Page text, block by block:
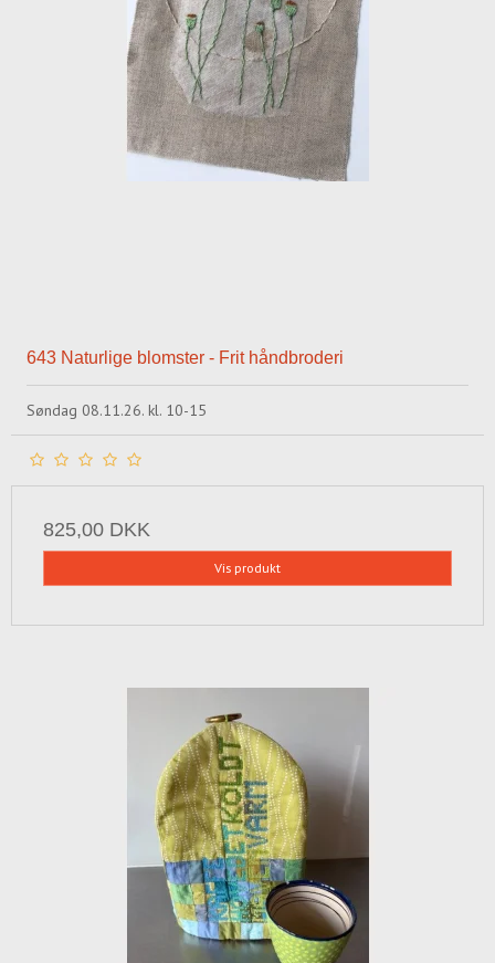
643 Naturlige blomster - Frit håndbroderi
Søndag 08.11.26. kl. 10-15
825,00 DKK
Vis produkt